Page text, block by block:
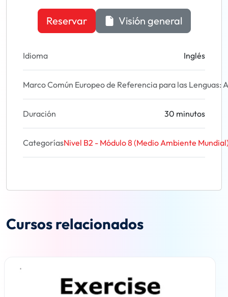
Reservar Visión general
Idioma Inglés
Marco Común Europeo de Referencia para las Lenguas:
Duración 30 minutos
CategoríasNivel B2 - Módulo 8 (Medio Ambiente
Cursos relacionados